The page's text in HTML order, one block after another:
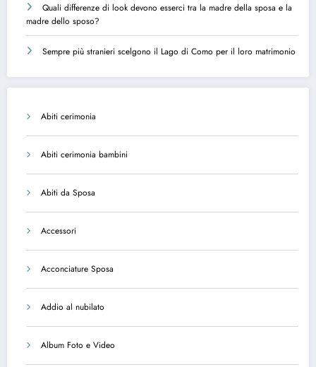
Quali differenze di look devono esserci tra la madre della sposa e la
madre dello sposo?
Sempre più stranieri scelgono il Lago di Como per il loro matrimonio
Abiti cerimonia
Abiti cerimonia bambini
Abiti da Sposa
Accessori
Acconciature Sposa
Addio al nubilato
Album Foto e Video